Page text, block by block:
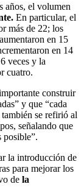
años, el volumen
En particular, el
más de 22; los
en 15
en 14
veces y la
cuatro.
construir
y que “cada
se refirió al
señalando que
posible”.
la introducción de
para mejorar los
de la